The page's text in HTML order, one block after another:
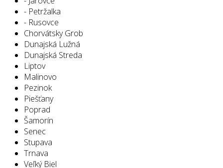
- Petržalka
- Rusovce
Chorvátsky Grob
Dunajská Lužná
Dunajská Streda
Liptov
Malinovo
Pezinok
Piešťany
Poprad
Šamorín
Senec
Stupava
Trnava
Veľký Biel